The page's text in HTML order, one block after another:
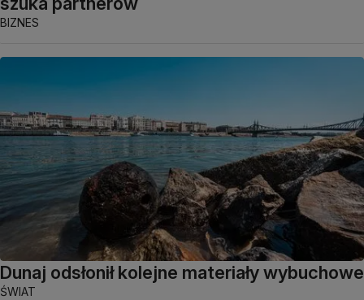
BIZNES
Dunaj odsłonił kolejne materiały wybuchowe
ŚWIAT